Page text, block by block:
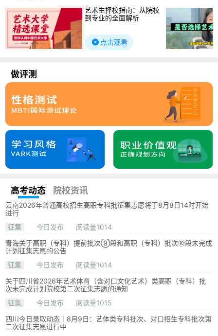
艺术生择校指南：从院校
到专业的全面解析
点击观看
做评测
高考动态 院校资讯
云南2026年普通高校招生高职专科批征集志愿将于8月8日14时开始
进行
征集
今日发布
阅读量1014
青海关于高职（专科）提前批次⑨段和高职（专科）批次⑩段未完成
计划征集志愿的公告
征集
今日发布
阅读量1014
关于四川省2026年艺术体育（含对口文化艺术）类高职（专科）批
次未完成计划院校第二次征集志愿的通知
征集
今日发布
阅读量1015
四川今日录取动态｜8月9日：艺体类专科批次、对口招生专科批次第
二次征集志愿进行中